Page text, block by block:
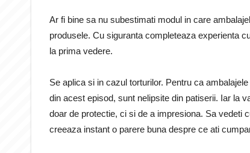
Ar fi bine sa nu subestimati modul in care
produsele. Cu siguranta completeaza experienta
la prima vedere.
Se aplica si in cazul torturilor. Pentru ca
din acest episod, sunt nelipsite din patiserii. Iar la
doar de protectie, ci si de a impresiona. Sa vedeti
creeaza instant o parere buna despre ce ati